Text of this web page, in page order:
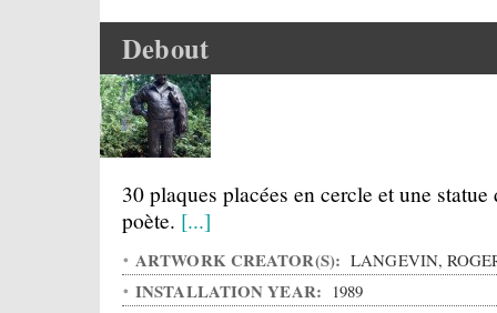
Debout
30 plaques placées en cercle et une statue
poète. [...]
ARTWORK CREATOR(S): LANGEVIN,
INSTALLATION YEAR: 1989